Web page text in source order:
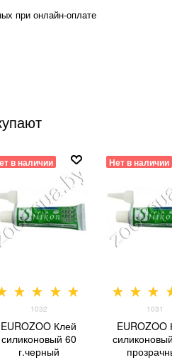
при онлайн-оплате
в наличии
1032
EUROZOO Клей
силиконовый 60
г.черный
Нет в наличии
1031
EUROZOO
силиконовый